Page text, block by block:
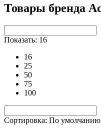
Товары бренда
Показать: 16
16
25
50
75
100
Сортировка: По умолчанию